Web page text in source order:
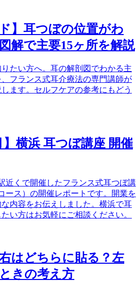
】耳つぼの位置がわ
解で主要15ヶ所を解説
たい方へ。耳の解剖図でわかる主
フランス式耳介療法の専門講師が
ます。セルフケアの参考にもどう
】横浜 耳つぼ講座 開催
近くで開催したフランス式耳つぼ講
ース）の開催レポートです。開業を
内容をお伝えしました。横浜で耳
い方はお気軽にご相談ください。
はどちらに貼る？左
きの考え方